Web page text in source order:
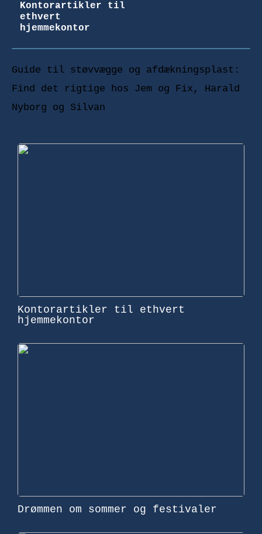
Kontorartikler til
ethvert
hjemmekontor
Guide til støvvægge og afdækningsplast:
Find det rigtige hos Jem og Fix, Harald
Nyborg og Silvan
Kontorartikler til ethvert
hjemmekontor
Drømmen om sommer og festivaler